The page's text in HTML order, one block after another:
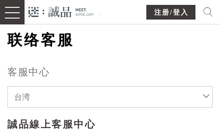
注册/登入
联络客服
客服中心
台湾
誠品線上客服中心